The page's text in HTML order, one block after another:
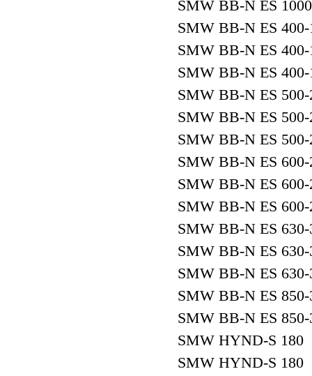
SMW BB-N ES
SMW BB-N ES
SMW BB-N ES
SMW BB-N ES
SMW BB-N ES
SMW BB-N ES
SMW BB-N ES
SMW BB-N ES
SMW BB-N ES
SMW BB-N ES
SMW BB-N ES
SMW BB-N ES
SMW BB-N ES
SMW BB-N ES
SMW BB-N ES
SMW HYND-S 180
SMW HYND-S 180